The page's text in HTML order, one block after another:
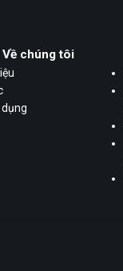
Về chúng tôi